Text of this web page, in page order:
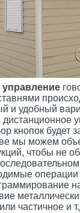
управление
и удобный
кнопок будет
мы можем
чтобы не
операции
частичное и